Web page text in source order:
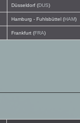
Düsseldorf (DUS)
Hamburg - Fuhlsbüttel (HAM)
Frankfurt (FRA)